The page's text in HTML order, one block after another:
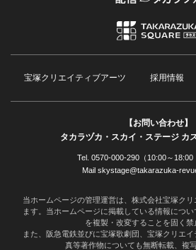
宝塚クリエイティブアーツ 採用情報
【お問い合わせ】
タカラヅカ・スカイ・ステージ カ
Tel. 0570-000-290（10:00～
Mail skystage@takarazuka-
当ホームページの管理運営は、株式会社宝塚ク
ます。当ホームページに掲載している情報につ
を複製・改変することを固く禁
また、阪急電鉄並びに宝塚歌劇団、宝塚クリエ
真等著作物についても無断転載、複